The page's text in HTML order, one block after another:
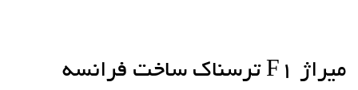
میراژ F۱ ترسناک ساخت فرانسه